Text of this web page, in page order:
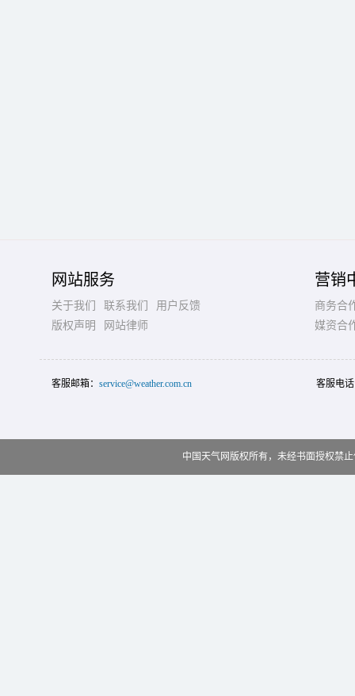
网站服务
关于我们 联系我们
用户反馈
版权声明
网站律师
营销
商务合
媒资合
客服邮箱： service@weather.com.cn 客服电
中国天气网版权所有，未经书面授权